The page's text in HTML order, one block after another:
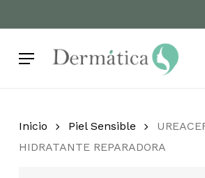
to
content
Menu
Cart
Inicio Piel Sensible
HIDRATANTE REPARADORA